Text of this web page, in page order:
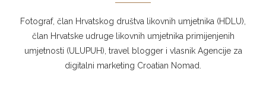
Fotograf, član Hrvatskog društva likovnih umjetnika (HDLU),
član Hrvatske udruge likovnih umjetnika primijenjenih
umjetnosti (ULUPUH), travel blogger i vlasnik Agencije za
digitalni marketing Croatian Nomad.